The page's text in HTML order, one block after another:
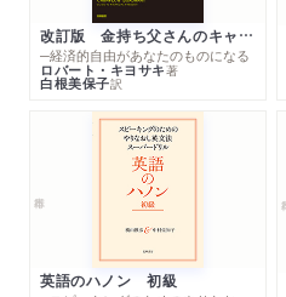
改訂版 金持ち父さんのキャッシュフロー・クワドラント
─経済的自由があなたのものになる
ロバート・キヨサキ著
白根美保子訳
英語のハノン 初級